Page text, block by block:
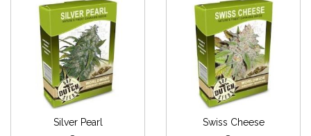
Silver Pearl
Swiss Cheese